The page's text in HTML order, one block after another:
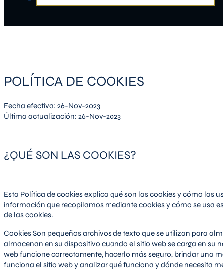
POLÍTICA DE COOKIES
Fecha efectiva: 26-Nov-2023
Última actualización: 26-Nov-2023
¿QUÉ SON LAS COOKIES?
Esta Política de cookies explica qué son las cookies y cómo las
información que recopilamos mediante cookies y cómo se usa
de las cookies.
Cookies Son pequeños archivos de texto que se utilizan para
almacenan en su dispositivo cuando el sitio web se carga en su
web funcione correctamente, hacerlo más seguro, brindar una
funciona el sitio web y analizar qué funciona y dónde necesita